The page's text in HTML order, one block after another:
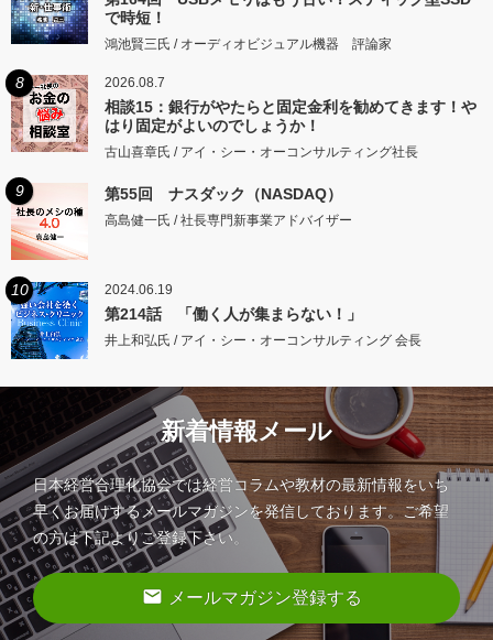
で時短！
鴻池賢三氏 / オーディオビジュアル機器 評論家
8 2026.08.7
相談15：銀行がやたらと固定金利を勧めてきます！や
はり固定がよいのでしょうか！
古山喜章氏 / アイ・シー・オーコンサルティング社長
9 第55回 ナスダック（NASDAQ）
高島健一氏 / 社長専門新事業アドバイザー
10 2024.06.19
第214話 「働く人が集まらない！」
井上和弘氏 / アイ・シー・オーコンサルティング 会長
新着情報メール
日本経営合理化協会では経営コラムや教材の最新情報をいち
早くお届けするメールマガジンを発信しております。ご希望
の方は下記よりご登録下さい。
email メールマガジン登録する